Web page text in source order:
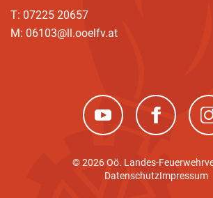
T: 07225 20657
M: 06103@ll.ooelfv.at
(neues Fenster)(neues
© 2026 Oö. Landes-
DatenschutzImpressum